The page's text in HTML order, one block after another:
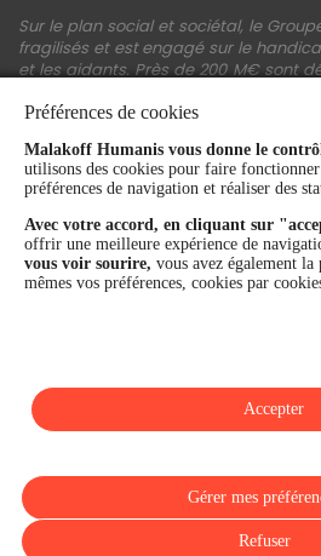
Sur le plan social et sociétal, le
fragilisés et est engagé sur le
et les aidants. Près de 200 M€ sont
financière et la performance du
notation A+ attribuée depuis 4 ans
Fitch Ratings. Sur les plans extra-
figure parmi les 2% des entreprises
en matière de critères RSE
2026). Enfin, Malakoff Humanis est
par le Top Employers Institute depuis 3
Préférences de cookies
Malakoff Humanis vous donne le
utilisons des cookies pour faire
préférences de navigation et réaliser des
Avec votre accord, en cliquant sur
offrir une meilleure expérience de
vous voir sourire, vous avez également
mêmes vos préférences, cookies par
Refuser
Gérer mes
Accepter